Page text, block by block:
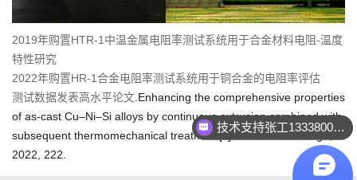
2019年购置HTR-1中温金属电阻率测试系统用于合金材料电阻-温度
特性研究
2022年购置HR-1合金电阻率测试系统用于铜合金的电阻率评估
测试数据发表高水平论文.Enhancing the comprehensive properties
of as-cast Cu–Ni–Si alloys by continuous extrusion combined with
subsequent thermomechanical treatment[J].Materials & Design,
2022, 222.
技术支持张工133380022060